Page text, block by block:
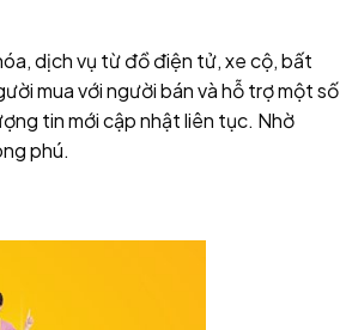
dịch vụ từ đồ điện tử, xe cộ, bất
mua với người bán và hỗ trợ một số
tin mới cập nhật liên tục. Nhờ
phú.